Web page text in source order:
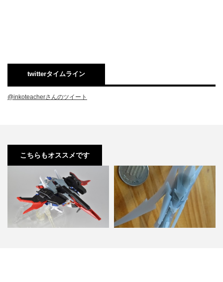
twitterタイムライン
@inkoteacherさんのツイート
こちらもオススメです